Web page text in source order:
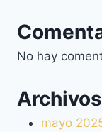
No hay
Archivos
mayo